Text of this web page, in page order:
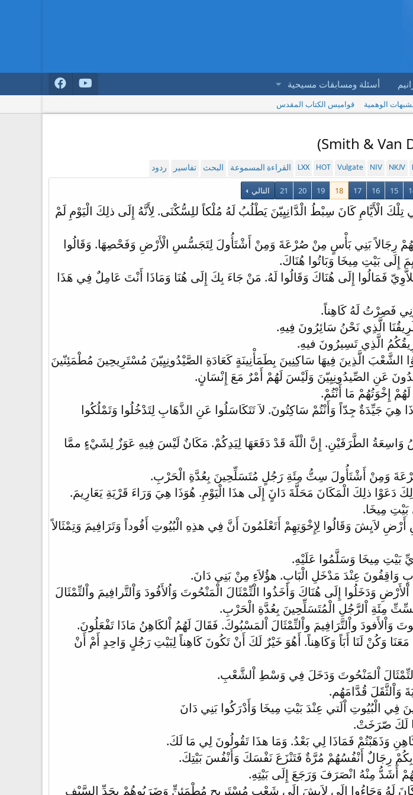
أسئلة ومسابقات مسيحية
الوهمية
قواميس الكتاب المقدس
NKJV
NIV
Vulgate
HOT
LXX القراءة المسموعة البحث تفاسير ردود
15
16
17
18
19
20
21 التالي
الْأَيَّامِ كَانَ سِبْطُ الْدَّانِيِيّنَ يَطْلُبُ لَهُ مُلْكاً للِسُّكْنَى. لِأَنَّهُ إِلَى ذلِكَ الْيَوْمِ لَمْ
رِجَالاً بَنِي بَأْسٍ مِنْ صُرْعَةَ وَمِنْ أَشْتَأُولَ لِتَجَسُّسِ الْأَرْضِ وَفَحْصِهَا. وَقَالُوا
إِلَى بَيْتِ مِيخَا وَبَاتُوا هُنَاكَ.
فَمَالُوا إِلَى هُنَاكَ وَقَالُوا لَهُ. مَنْ جَاءَ بِكَ إِلَى هُنَا وَمَاذَا أَنْتَ عَامِلٌ فِي هَذَا
فَصِرْتُ لَهُ كَاهِناً.
الَّذِي نَحْنُ سَائِرُونَ فِيهِ.
الَّذِي تَسِيرُونَ فيهِ.
الَّذِينَ فِيهَا سَاكِنِينَ بِطَمَأْنِينَةٍ كَعَادَةِ الصَّيْدُونِيِيّنَ مُسْتَرِيحِينَ مُطْمَئِنّينَ
عَنِ الصِّيدُونِيِيّنَ وَلَيْسَ لَهُمْ أَمْرٌ مَعَ إِنْسَانٍ.
إِخْوَتُهُمْ مَا أَنْتُمْ.
هِيَ جَيِّدَةٌ جِدّاً وَأَنْتُمْ سَاكِتُونَ. لاَ تَتَكَاسَلُوا عَنِ الذَّهَابِ لِتَدْخُلُوا وَتَمْلُكُوا
الطَّرَفَيْنِ. إِنَّ الْلّهَ قَدْ دَفَعَهَا لِيَدِكُمْ. مَكَانٌ لَيْسَ فِيهِ عَوَزٌ لِشَيْءٍ ممَّا
وَمِنْ أَشْتَأُولَ سِتُّ مِئَةِ رَجُلٍ مُتَسَلِّحِينَ بِعُدَّةِ الْحَرْبِ.
دَعَوْا ذلِكَ الْمَكَانَ مَحَلَّةَ دَانٍَ إِلَى هذَا الْيَوْمِ. هُوَذَا هِيَ وَرَاءَ قَرْيَةِ يَعَارِيمَ.
بَيْتِ مِيخَا.
لاَيِشَ وَقَالُوا لِإِخْوَتِهِمْ أَتَعْلَمُونَ أَنَّ فِي هذِهِ الْبُيُوتِ أَفُوداً وَتَرَافِيمَ وَتِمْثَالاً
بَيْتِ مِيخَا وَسَلَّمُوا عَلَيْهِ.
وَاقِفُونَ عِنْدَ مَدْخَلِ الْبَابِ. هؤُلاَءِ مِنْ بَنِي دَانَ.
وَدَخَلُوا إِلَى هُنَاكَ وَأَخَذُوا الْتِّمْثَالَ الْمَنْحُوتَ وَاُلأَفُودَ وَاْلتَّرافِيمَ واْلتِّمْثَالَ
مِئَةِ اْلرَّجُلِ الْمُتَسَلِّحِينَ بِعُدَّةِ الْحَرْبِ.
وَاْلأَفودَ واْلتَّرَافِيمَ واْلتِّمْثَالَ اْلمَسْبُوكَ. فَقَالَ لَهُمُ اْلكَاهِنُ مَاذَا تَفْعَلُونَ.
وَكُنْ لَنَا أَبَاً وَكَاهِناً. أَهُوَ خَيْرٌ لَكَ أَنْ تَكُونَ كَاهِناً لِبَيْتِ رَجُلٍ وَاحِدٍ أَمْ أَنْ
اْلمَنْحُوتَ وَدَخَلَ فِي وَسْطِ اْلشَّعْبِ.
وَاْلثَّقَلَ قُدَّامَهُم.
فِي الْبُيُوتِ اْلَتي عِنْدَ بَيْتِ مِيخَا وَأَدْرَكُوا بَنِي دَانَ
مَا لَكَ صّرَخَتْ.
وَذَهَبْتُمْ فَمَاذَا لِي بَعْدُ. وَمَا هذَا تَقُولُونَ لِي مَا لَكَ.
بِكُمْ رِجَالٌ أَنْفُسُهُمْ مُرَّةٌ فَتَنْزَعَ نَفْسَكَ وَأَنْفُسَ بَيْتِكَ.
أَشَدُّ مِنْهُ انْصَرَفَ وَرَجَعَ إِلَى بَيْتِهِ.
كَانَ لَهُ وَجَاءُوا إِلَى لاَيِشَ إِلَى شَعْبٍ مُسْتَرِيحٍ مُطْمَئِنٍّ وَضَرَبُوهُمْ بِحَدِّ السَّيْفِ